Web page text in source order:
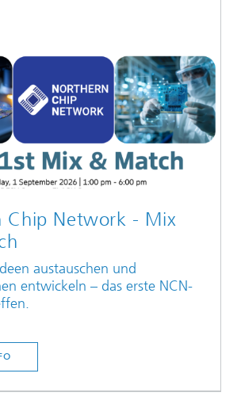
Chip Network - Mix
austauschen und
entwickeln – das erste NCN-